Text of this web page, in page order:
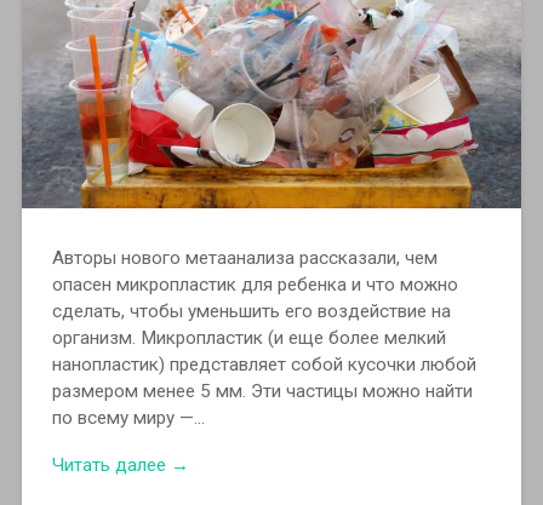
Авторы нового метаанализа рассказали, чем
опасен микропластик для ребенка и что можно
сделать, чтобы уменьшить его воздействие на
организм. Микропластик (и еще более мелкий
нанопластик) представляет собой кусочки любой
размером менее 5 мм. Эти частицы можно найти
по всему миру —…
Читать далее →